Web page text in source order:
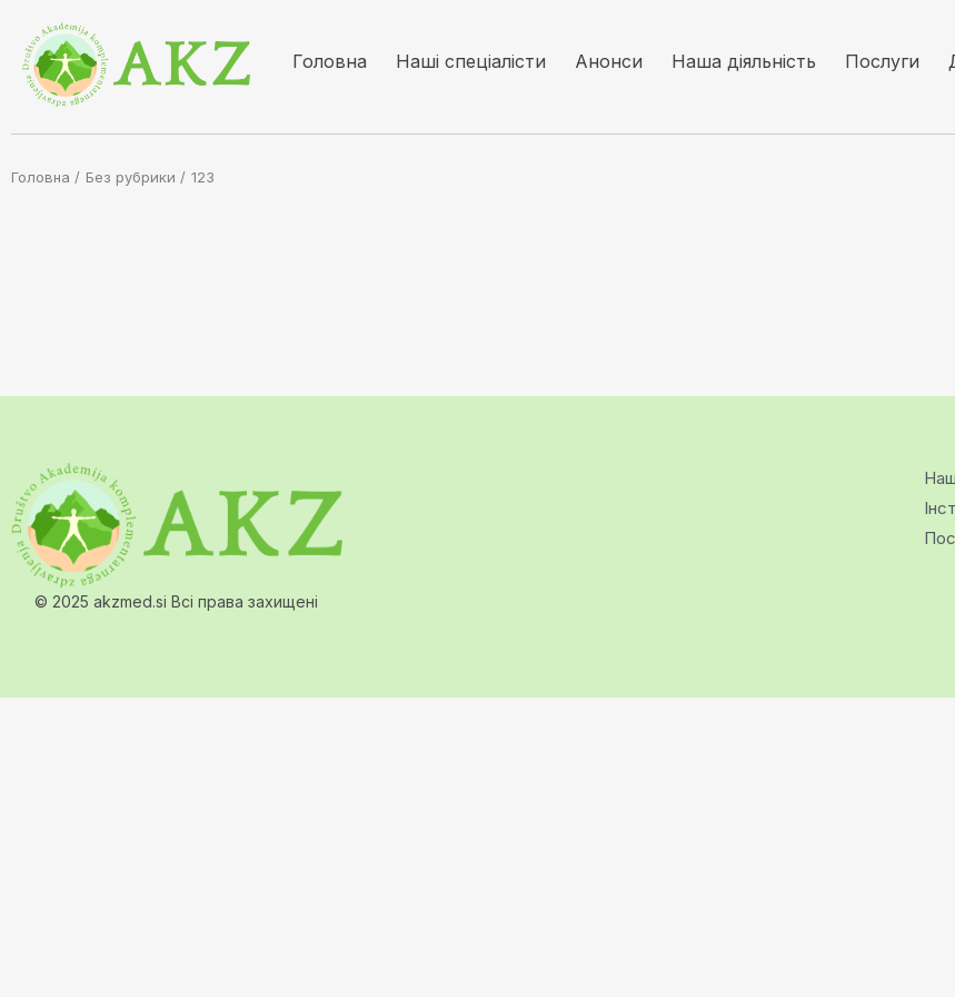
Головна Наші спеціалісти Анонси Наша діяльність Послуги
Головна / Без рубрики / 123
© 2025 akzmed.si Всі права захищені